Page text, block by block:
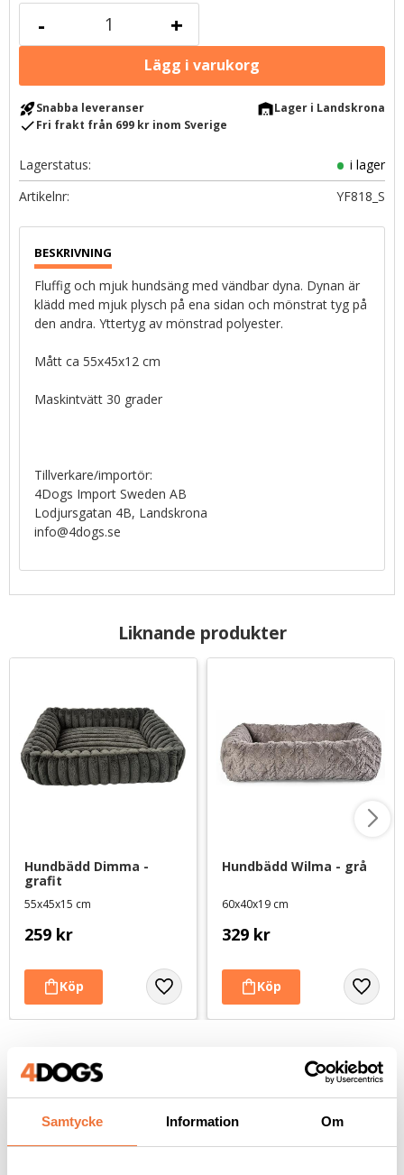
Samtycke Information Om
+
-
rocket_launchSnabba leveranser warehouseLager i Landskrona
checkFri frakt från 699 kr inom Sverige
Lagerstatus
i lager
Artikelnr
YF818_S
Fluffig och mjuk hundsäng med vändbar dyna. Dynan är
klädd med mjuk plysch på ena sidan och mönstrat tyg på
den andra. Yttertyg av mönstrad polyester.
Mått ca 55x45x12 cm
Maskintvätt 30 grader
Tillverkare/importör:
4Dogs Import Sweden AB
Lodjursgatan 4B, Landskrona
info@4dogs.se
Liknande produkter
Hundbädd Dimma -
grafit
55x45x15 cm
259 kr
Hundbädd Wilma - grå
60x40x19 cm
329 kr